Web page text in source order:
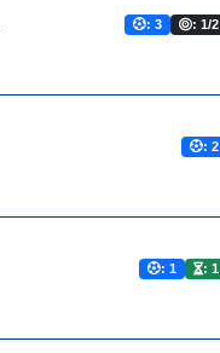
: 3 : 1/2
: 2
: 1 : 1